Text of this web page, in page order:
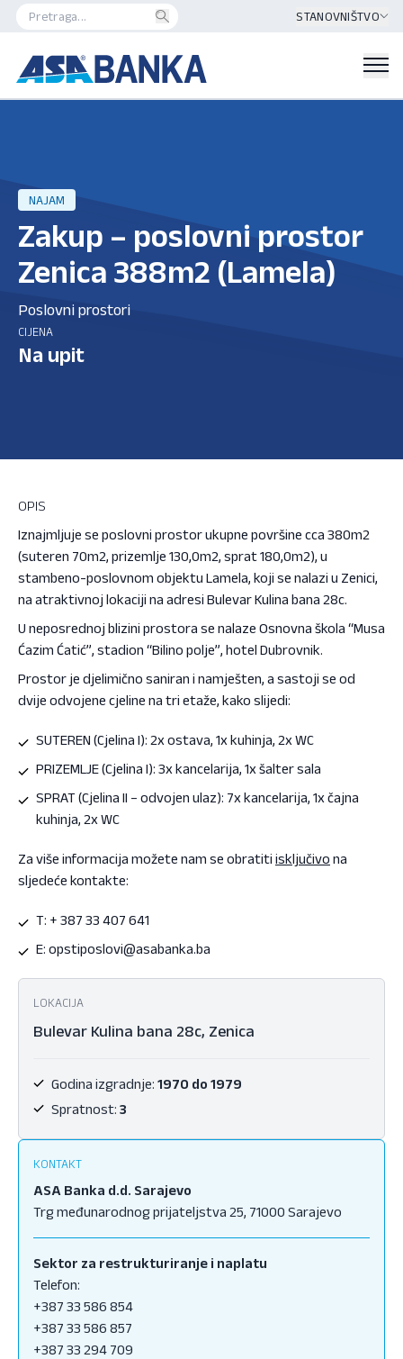
STANOVNIŠTVO
NAJAM
Zakup – poslovni prostor
Zenica 388m2 (Lamela)
Poslovni prostori
CIJENA
Na upit
OPIS
Iznajmljuje se poslovni prostor ukupne površine cca 380m2
(suteren 70m2, prizemlje 130,0m2, sprat 180,0m2), u
stambeno-poslovnom objektu Lamela, koji se nalazi u Zenici,
na atraktivnoj lokaciji na adresi Bulevar Kulina bana 28c.
U neposrednoj blizini prostora se nalaze Osnovna škola “Musa
Ćazim Ćatić”, stadion “Bilino polje”, hotel Dubrovnik.
Prostor je djelimično saniran i namješten, a sastoji se od
dvije odvojene cjeline na tri etaže, kako slijedi:
SUTEREN (Cjelina I): 2x ostava, 1x kuhinja, 2x WC
PRIZEMLJE (Cjelina I): 3x kancelarija, 1x šalter sala
SPRAT (Cjelina II – odvojen ulaz): 7x kancelarija, 1x čajna
kuhinja, 2x WC
Za više informacija možete nam se obratiti isključivo na
sljedeće kontakte:
T: + 387 33 407 641
E: opstiposlovi@asabanka.ba
LOKACIJA
Bulevar Kulina bana 28c, Zenica
Godina izgradnje: 1970 do 1979
Spratnost: 3
KONTAKT
ASA Banka d.d. Sarajevo
Trg međunarodnog prijateljstva 25, 71000 Sarajevo
Sektor za restrukturiranje i naplatu
Telefon:
+387 33 586 854
+387 33 586 857
+387 33 294 709